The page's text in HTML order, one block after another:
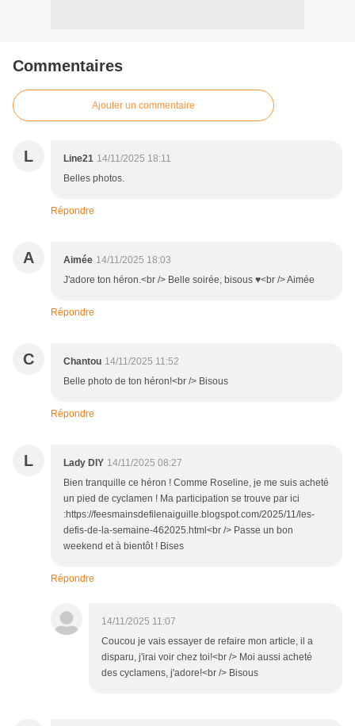
Commentaires
Ajouter un commentaire
L Line21 14/11/2025 18:11
Belles photos.
Répondre
A Aimée 14/11/2025 18:03
J'adore ton héron.<br /> Belle soirée, bisous ♥<br /> Aimée
Répondre
C Chantou 14/11/2025 11:52
Belle photo de ton héron!<br /> Bisous
Répondre
L Lady DIY 14/11/2025 08:27
Bien tranquille ce héron ! Comme Roseline, je me suis acheté
un pied de cyclamen ! Ma participation se trouve par ici
:https://feesmainsdefilenaiguille.blogspot.com/2025/11/les-
defis-de-la-semaine-462025.html<br /> Passe un bon
weekend et à bientôt ! Bises
Répondre
14/11/2025 11:07
Coucou je vais essayer de refaire mon article, il a
disparu, j'irai voir chez toi!<br /> Moi aussi acheté
des cyclamens, j'adore!<br /> Bisous